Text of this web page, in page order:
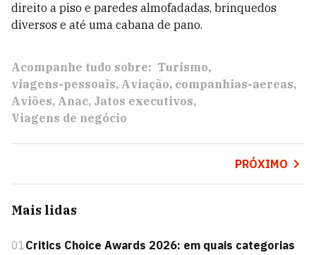
direito a piso e paredes almofadadas, brinquedos
diversos e até uma cabana de pano.
Acompanhe tudo sobre: Turismo
viagens-pessoais Aviação companhias-aereas
Aviões Anac Jatos executivos
Viagens de negócio
PRÓXIMO
Mais lidas
01Critics Choice Awards 2026: em quais categorias